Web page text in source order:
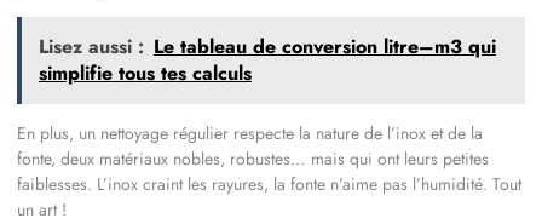
Lisez aussi : Le tableau de conversion litre–m3 qui
simplifie tous tes calculs
En plus, un nettoyage régulier respecte la nature de l’inox et de la
fonte, deux matériaux nobles, robustes… mais qui ont leurs petites
faiblesses. L’inox craint les rayures, la fonte n’aime pas l’humidité. Tout
un art !